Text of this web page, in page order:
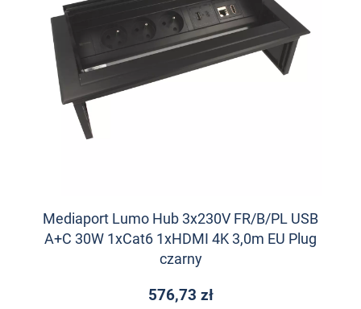
Mediaport Lumo Hub 3x230V FR/B/PL USB
A+C 30W 1xCat6 1xHDMI 4K 3,0m EU Plug
czarny
576,73 zł